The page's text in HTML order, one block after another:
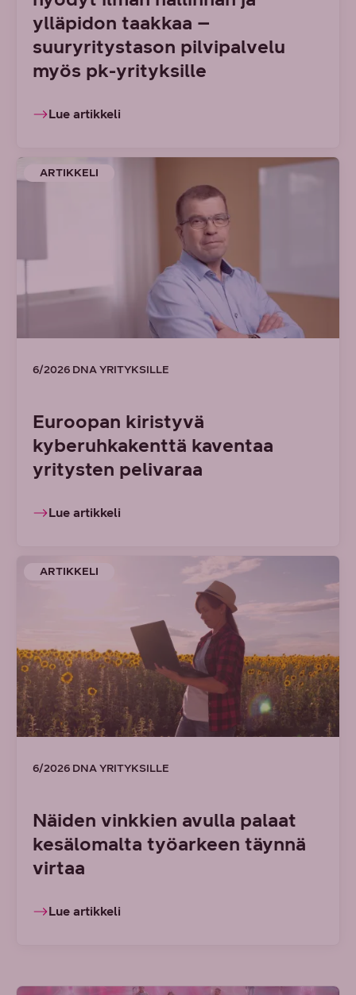
ylläpidon taakkaa –
suuryritystason pilvipalvelu
myös pk-yrityksille
Lue artikkeli
ARTIKKELI
6/2026 DNA YRITYKSILLE
Euroopan kiristyvä
kyberuhkakenttä kaventaa
yritysten pelivaraa
Lue artikkeli
ARTIKKELI
6/2026 DNA YRITYKSILLE
Näiden vinkkien avulla palaat
kesälomalta työarkeen täynnä
virtaa
Lue artikkeli